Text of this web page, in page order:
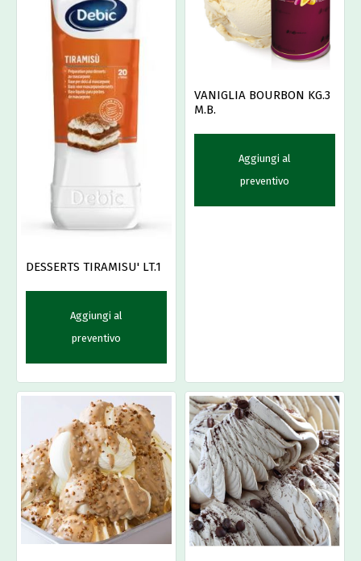
DESSERTS TIRAMISU' LT.1
Aggiungi al
preventivo
VANIGLIA BOURBON KG.3
M.B.
Aggiungi al
preventivo